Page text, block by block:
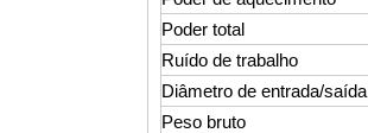
Poder total
Ruído de trabalho
Diâmetro de entrada/saída
Peso bruto